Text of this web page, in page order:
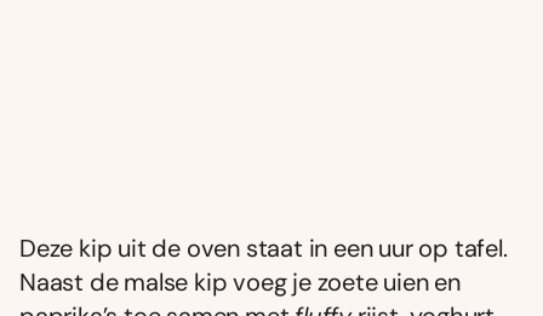
Deze kip uit de oven staat in een uur op tafel.
Naast de malse kip voeg je zoete uien en